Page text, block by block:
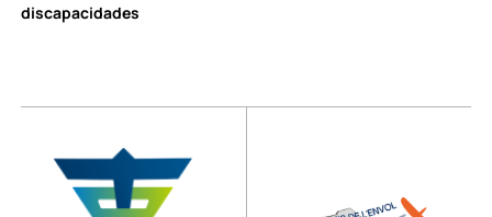
discapacidades